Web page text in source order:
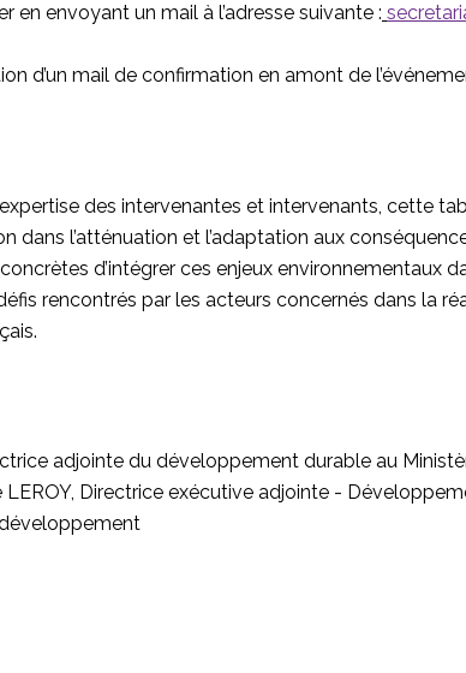
en envoyant un mail à l’adresse suivante :
d’un mail de confirmation en amont de
des intervenantes et intervenants, cette
dans l’atténuation et l’adaptation aux
d’intégrer ces enjeux environnementaux
rencontrés par les acteurs concernés dans la
adjointe du développement durable au
LEROY, Directrice exécutive adjointe -
développement